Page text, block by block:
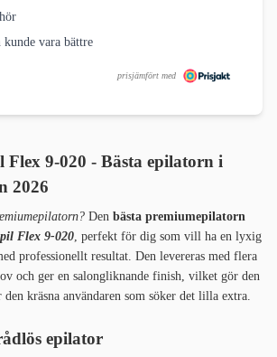
vara bättre
prisjämfört med
9-020 - Bästa epilatorn i
2026
Den bästa premiumepilatorn
Flex 9-020, perfekt för dig som vill ha en lyxig
professionellt resultat. Den levereras med flera
och ger en salongliknande finish, vilket gör den
kräsna användaren som söker det lilla extra.
epilator